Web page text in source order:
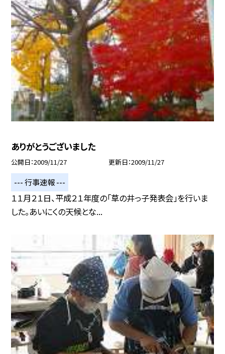
ありがとうございました
公開日 2009/11/27 更新日 2009/11/27
--- 行事速報 ---
１１月２１日、平成２１年度の「草の井っ子発表会」を行いま
した。あいにくの天候とな...